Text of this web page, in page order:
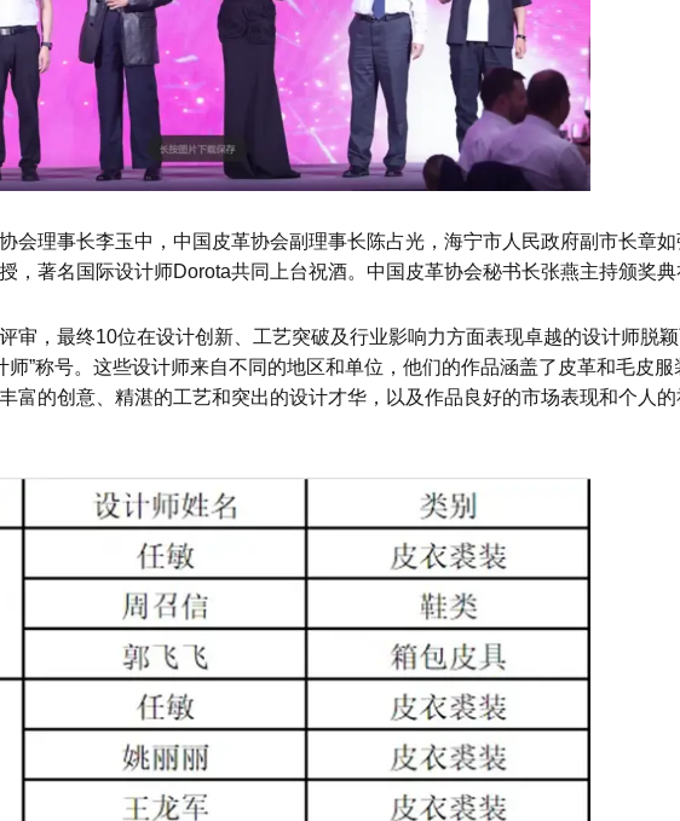
会理事长李玉中，中国皮革协会副理事长陈占光，海宁市人民政府副市长章如
，著名国际设计师Dorota共同上台祝酒。中国皮革协会秘书长张燕主持颁奖典
审，最终10位在设计创新、工艺突破及行业影响力方面表现卓越的设计师脱
”称号。这些设计师来自不同的地区和单位，他们的作品涵盖了皮革和毛皮服
富的创意、精湛的工艺和突出的设计才华，以及作品良好的市场表现和个人的